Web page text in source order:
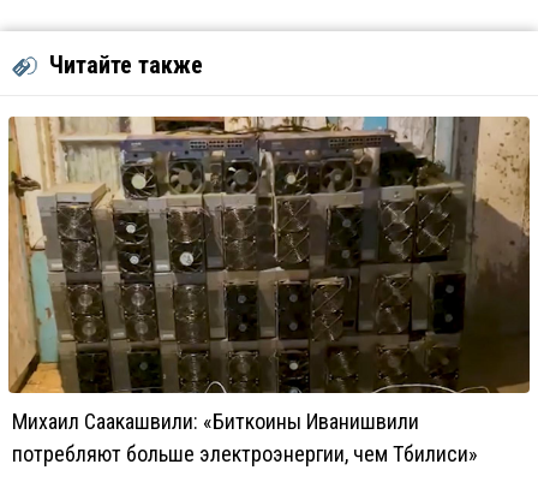
Читайте также
Михаил Саакашвили: «Биткоины Иванишвили
потребляют больше электроэнергии, чем Тбилиси»